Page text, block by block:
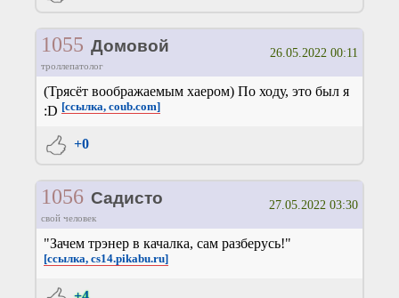
1055 Домовой
троллепатолог
26.05.2022 00:11
(Трясёт воображаемым хаером) По ходу, это был я
:D [ссылка, coub.com]
+0
1056 Садисто
свой человек
27.05.2022 03:30
"Зачем трэнер в качалка, сам разберусь!"
[ссылка, cs14.pikabu.ru]